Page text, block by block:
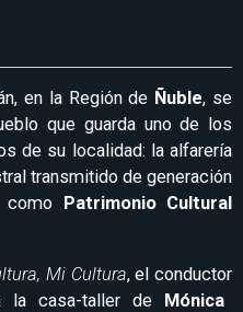
en la Región de Ñuble, se
que guarda uno de los
de su localidad: la alfarería
transmitido de generación
como
Patrimonio Cultural
Mi Cultura, el conductor
la casa-taller de Mónica